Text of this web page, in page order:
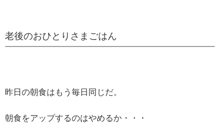
老後のおひとりさまごはん
昨日の朝食はもう毎日同じだ。
朝食をアップするのはやめるか・・・